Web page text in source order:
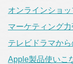
オンラインショッ
マーケティング
テレビドラマから
Apple製品使いこ